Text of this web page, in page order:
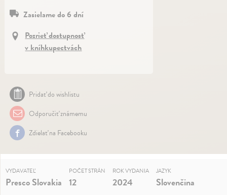
Zasielame do 6 dní
Pozrieť dostupnosť
v kníhkupectvách
Pridať do wishlistu
Odporučiť známemu
Zdielať na Facebooku
VYDAVATEĽ
Presco Slovakia
POČET STRÁN
12
ROK VYDANIA
2024
JAZYK
Slovenčina